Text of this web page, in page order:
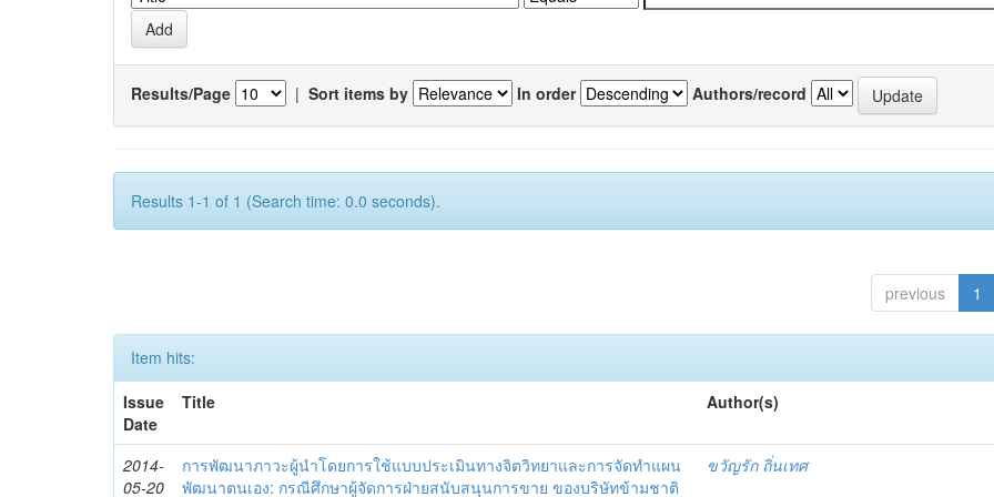
Results/Page | Sort items by In order Authors/record
Results 1-1 of 1 (Search time: 0.0 seconds).
previous 1
Item hits:
Issue
Date
Title Author(s)
2014-
05-20
การพัฒนาภาวะผู้นำโดยการใช้แบบประเมินทางจิตวิทยาและการจัดทำแผน
พัฒนาตนเอง: กรณีศึกษาผู้จัดการฝ่ายสนับสนุนการขาย ของบริษัทข้ามชาติ
ขวัญรัก ถิ่นเทศ